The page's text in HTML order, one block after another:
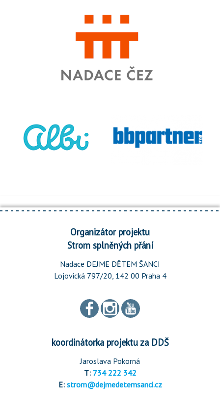
Organizátor projektu
Strom splněných přání
Nadace DEJME DĚTEM ŠANCI
Lojovická 797/20, 142 00 Praha 4
koordinátorka projektu za DDŠ
Jaroslava Pokorná
T: 734 222 342
E: strom@dejmedetemsanci.cz